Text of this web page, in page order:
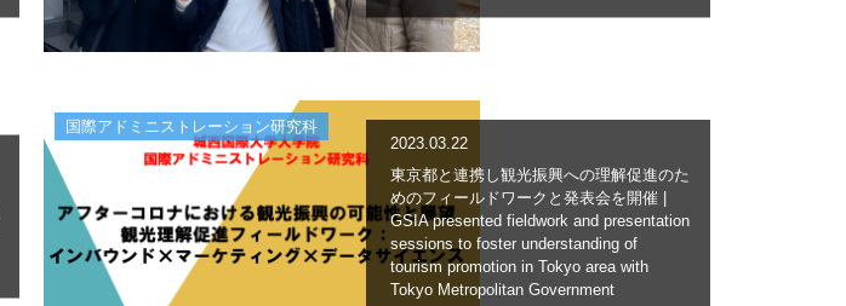
国際アドミニストレーション研究科
2023.03.22
東京都と連携し観光振興への理解促進のた
めのフィールドワークと発表会を開催 |
GSIA presented fieldwork and presentation
sessions to foster understanding of
tourism promotion in Tokyo area with
Tokyo Metropolitan Government